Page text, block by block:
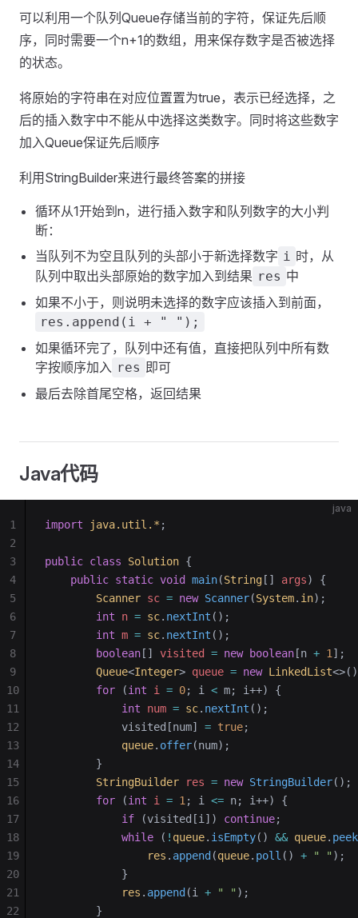
可以利用一个队列Queue存储当前的字符，保证先后顺
序，同时需要一个n+1的数组，用来保存数字是否被选择
的状态。
将原始的字符串在对应位置置为true，表示已经选择，之
后的插入数字中不能从中选择这类数字。同时将这些数字
加入Queue保证先后顺序
利用StringBuilder来进行最终答案的拼接
循环从1开始到n，进行插入数字和队列数字的大小判
断：
当队列不为空且队列的头部小于新选择数字 i 时，从
队列中取出头部原始的数字加入到结果 res 中
如果不小于，则说明未选择的数字应该插入到前面，
res.append(i + " ");
如果循环完了，队列中还有值，直接把队列中所有数
字按顺序加入 res 即可
最后去除首尾空格，返回结果
Java代码
java
import java.util.* ;
public class Solution {
    public
static void main(String [] args)
{
        Scanner
sc = new Scanner(System. in);
        int
n = sc. nextInt ();
        int
m = sc. nextInt ();
        boolean
[] visited = new boolean [n + 1 ];
        Queue
<Integer> queue = new LinkedList
        for
(int i = 0; i < m; i++) {
            int
num = sc. nextInt ();
            visited[num]
= true;
            queue
. offer(num);
        }
        StringBuilder
res = new StringBuilder();
        for
(int i = 1 ; i <= n; i++) {
            if
(visited[i]) continue;
            while
( ! queue. isEmpty() && queue. peek
                res
. append (queue. poll () + " " );
            }
            res
. append (i + " " );
        }
1
2
3
4
5
6
7
8
9
10
11
12
13
14
15
16
17
18
19
20
21
22